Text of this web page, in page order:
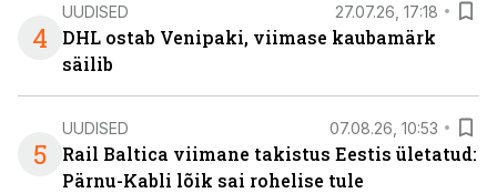
4
UUDISED 27.07.26, 17:18
DHL ostab Venipaki, viimase kaubamärk
säilib
5
UUDISED 07.08.26, 10:53
Rail Baltica viimane takistus Eestis ületatud:
Pärnu-Kabli lõik sai rohelise tule